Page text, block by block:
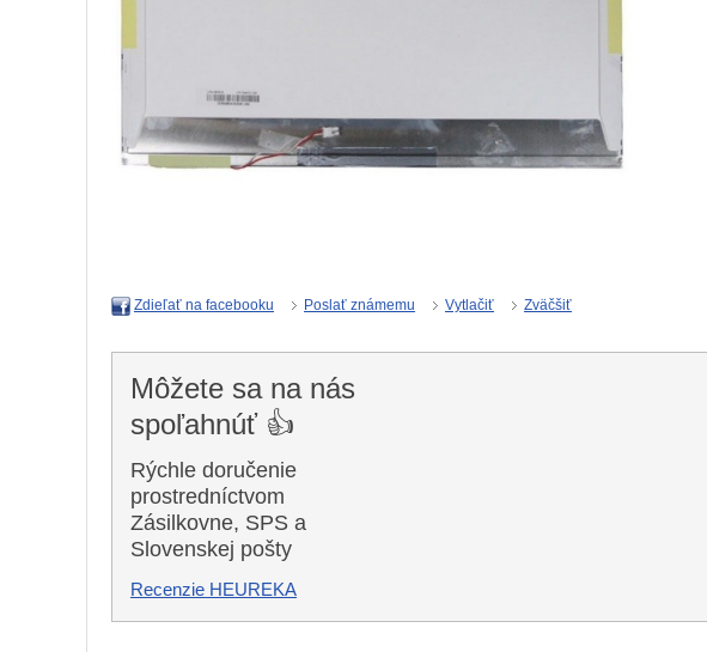
Zdieľať na facebooku Poslať známemu Vytlačiť Zväčšiť
Môžete sa na nás
spoľahnúť 👍
Rýchle doručenie
prostredníctvom
Zásilkovne, SPS a
Slovenskej pošty
Recenzie HEUREKA